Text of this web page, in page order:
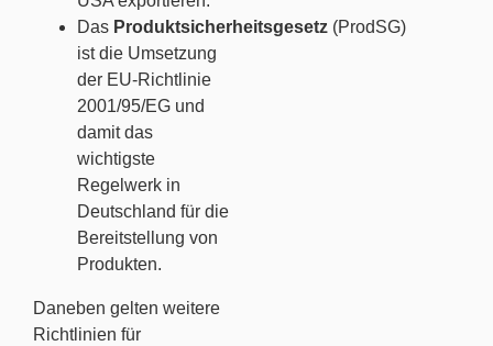
Das Produktsicherheitsgesetz (ProdSG)
ist die Umsetzung
der EU-Richtlinie
2001/95/EG und
damit das
wichtigste
Regelwerk in
Deutschland für die
Bereitstellung von
Produkten.
Daneben gelten weitere
Richtlinien für